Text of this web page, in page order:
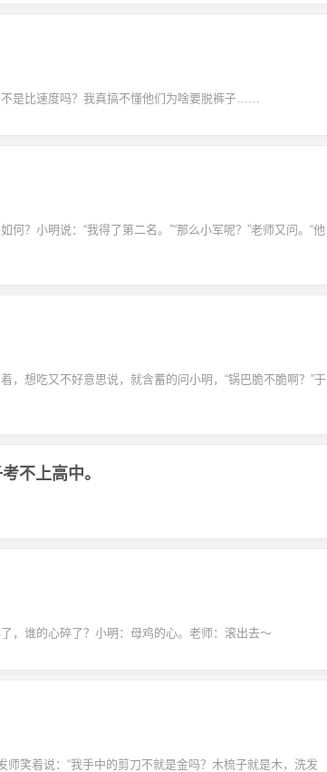
是比速度吗？我真搞不懂他们为啥要脱裤子……
？小明说：“我得了第二名。”“那么小军呢？”老师又问。“他
想吃又不好意思说，就含蓄的问小明，“锅巴脆不脆啊？”于
不上高中。
，谁的心碎了？小明：母鸡的心。老师：滚出去～
笑着说：“我手中的剪刀不就是金吗？木梳子就是木，洗发